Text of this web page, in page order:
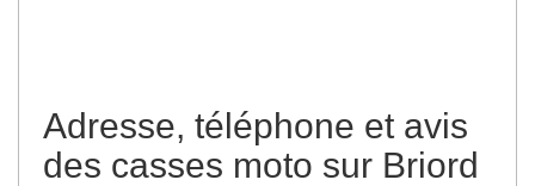
Adresse, téléphone et avis
des casses moto sur Briord